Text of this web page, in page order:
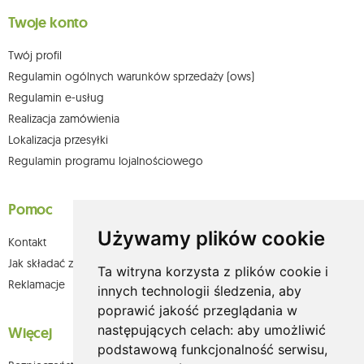
Używamy plików cookie
Ta witryna korzysta z plików cookie i
innych technologii śledzenia, aby
poprawić jakość przeglądania w
następujących celach: aby umożliwić
podstawową funkcjonalność serwisu,
Twoje konto
Twój profil
Regulamin ogólnych warunków sprzedaży (ows)
Regulamin e-usług
Realizacja zamówienia
Lokalizacja przesyłki
Regulamin programu lojalnościowego
Pomoc
Kontakt
Jak składać zamówienia w sklepie olium.pl?
Reklamacje
Więcej